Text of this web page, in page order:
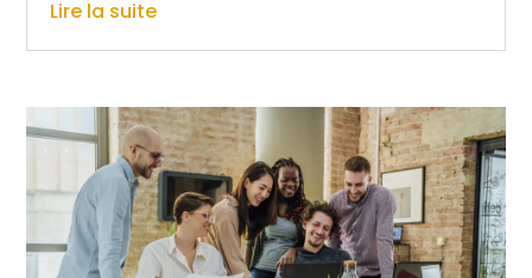
Lire la suite